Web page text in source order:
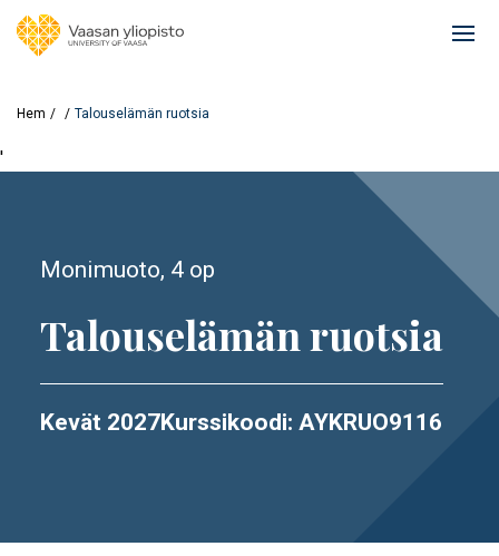
Hem Talouselämän ruotsia
'
Monimuoto 4 op
Talouselämän ruotsia
Kevät 2027Kurssikoodi AYKRUO9116